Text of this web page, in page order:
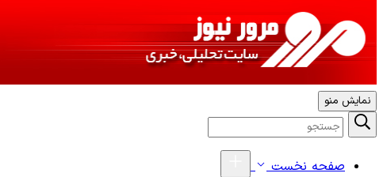
نمایش منو
صفحه نخست